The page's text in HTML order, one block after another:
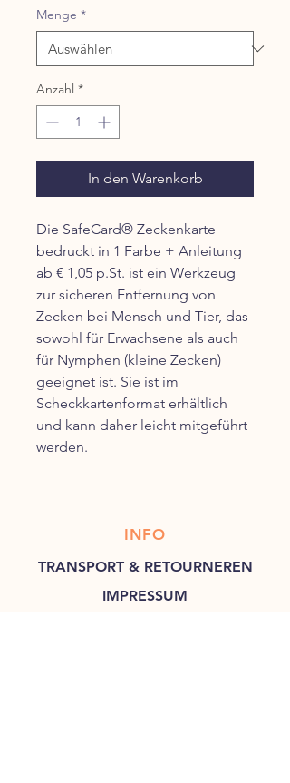
Menge *
Anzahl *
In den Warenkorb
Die SafeCard® Zeckenkarte
bedruckt in 1 Farbe + Anleitung
ab € 1,05 p.St. ist ein Werkzeug
zur sicheren Entfernung von
Zecken bei Mensch und Tier, das
sowohl für Erwachsene als auch
für Nymphen (kleine Zecken)
geeignet ist. Sie ist im
Scheckkartenformat erhältlich
und kann daher leicht mitgeführt
werden.
INFO
TRANSPORT & RETOURNEREN
IMPRESSUM